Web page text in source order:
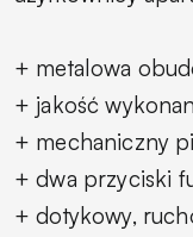
+ metalowa
+ jakość
+ mechaniczny
+ dwa przyciski
+ dotykowy,